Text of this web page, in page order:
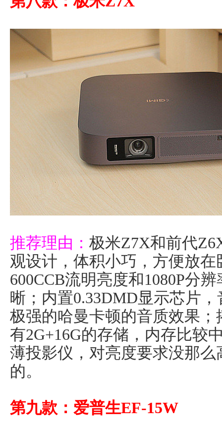
推荐理由： 极米Z7X和前代
观设计，体积小巧，方便放
600CCB流明亮度和1080P分
晰；内置0.33DMD显示芯片
极强的哈曼卡顿的音质效果
有2G+16G的存储，内存比较
薄投影仪，对亮度要求没那
的。
第九款：爱普生EF-15W